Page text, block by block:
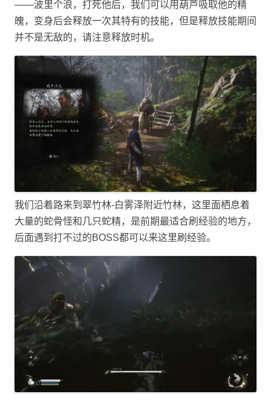
——波里个浪，打死他后，我们可以用葫芦吸取他的精
魄，变身后会释放一次其特有的技能，但是释放技能期间
并不是无敌的，请注意释放时机。
我们沿着路来到翠竹林-白雾泽附近竹林，这里面栖息着
大量的蛇骨怪和几只蛇精，是前期最适合刷经验的地方，
后面遇到打不过的BOSS都可以来这里刷经验。